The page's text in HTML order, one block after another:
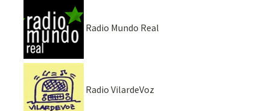
Radio Mundo Real
Radio VilardeVoz